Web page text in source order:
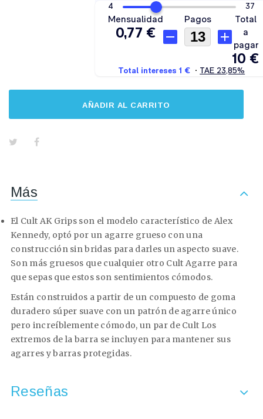
AÑADIR AL CARRITO
Más
El Cult AK Grips son el modelo característico de Alex
Kennedy, optó por un agarre grueso con una
construcción sin bridas para darles un aspecto suave.
Son más gruesos que cualquier otro Cult Agarre para
que sepas que estos son sentimientos cómodos.
Están construidos a partir de un compuesto de goma
duradero súper suave con un patrón de agarre único
pero increíblemente cómodo, un par de Cult Los
extremos de la barra se incluyen para mantener sus
agarres y barras protegidas.
Reseñas